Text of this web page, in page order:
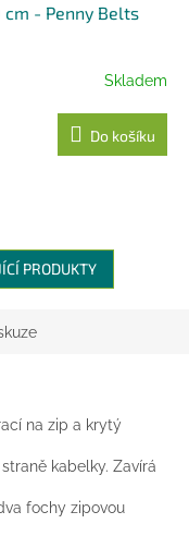
cm - Penny Belts
Skladem
Do košíku
PRODUKTY
na zip a krytý
kabelky. Zavírá
fochy zipovou